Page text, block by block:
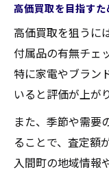
高価買取を目指す
高価買取を狙うに
付属品の有無チェ
特に家電やブラン
いると評価が上が
また、季節や需要
ることで、査定額
入間町の地域情報